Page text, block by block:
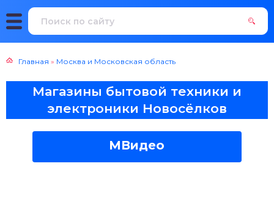
Главная » Москва и Московская область
Магазины бытовой техники и
электроники Новосёлков
МВидео